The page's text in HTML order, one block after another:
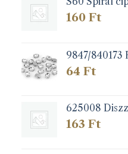
160 Ft
9847/
64 Ft
625008
163 Ft